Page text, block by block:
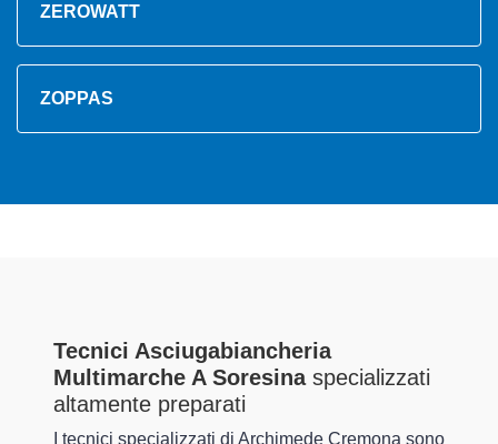
ZEROWATT
ZOPPAS
Tecnici Asciugabiancheria
Multimarche A Soresinaspecializzati
altamente preparati
I tecnici specializzati di Archimede Cremona sono